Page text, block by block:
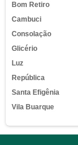
Bom Retiro
Cambuci
Consolação
Glicério
Luz
República
Santa Efigênia
Vila Buarque